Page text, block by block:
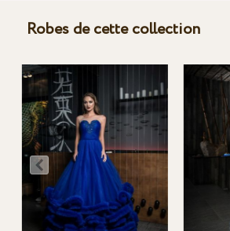
Robes de cette collection